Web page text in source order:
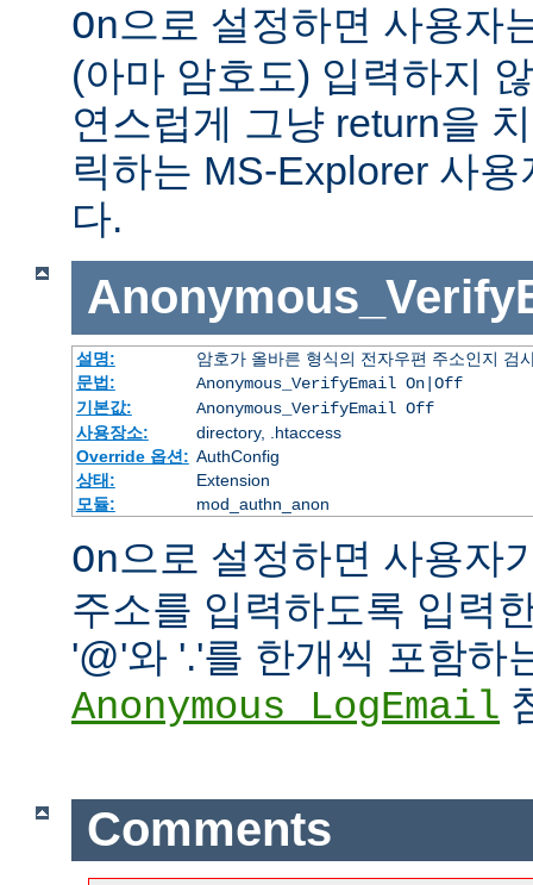
On으로 설정하면 사용자
(아마 암호도) 입력하지
연스럽게 그냥 return을
릭하는 MS-Explorer 사
다.
설명:
암호가 올바른 형식의 전자우편 주소인지 검
문법:
Anonymous_VerifyEmail On|Off
기본값:
Anonymous_VerifyEmail Off
사용장소:
directory, .htaccess
Override 옵션: AuthConfig
상태:
Extension
모듈:
mod_authn_anon
On으로 설정하면 사용자
주소를 입력하도록 입력
'@'와 '.'를 한개씩 포함하
Anonymous_LogEmail
Comments